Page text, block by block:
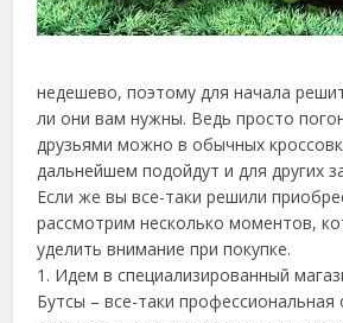
недешево, поэтому для начала
ли они вам нужны. Ведь просто
друзьями можно в обычных
дальнейшем подойдут и для других
Если же вы все-таки решили
рассмотрим несколько моментов,
уделить внимание при покупке.
1. Идем в специализированный
Бутсы – все-таки профессиональная